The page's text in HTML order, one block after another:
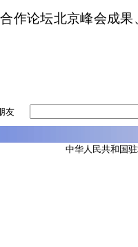
作论坛北京峰会成
友
中华人民共和国